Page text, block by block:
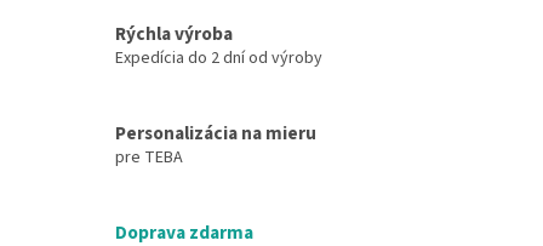
Rýchla výroba
Expedícia do 2 dní od výroby
Personalizácia na mieru
pre TEBA
Doprava zdarma